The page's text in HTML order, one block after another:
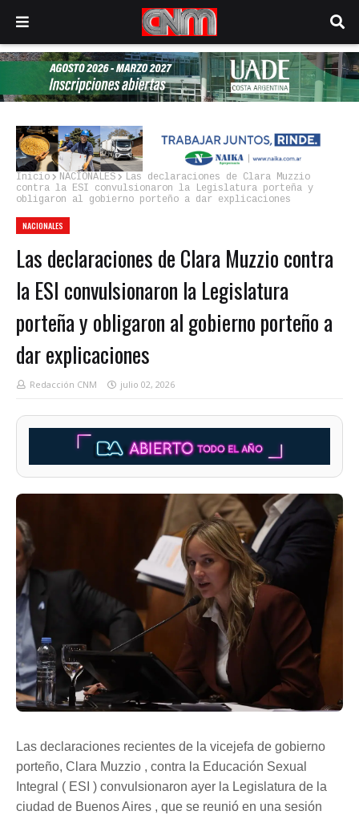
Inicio NACIONALES
Las declaraciones de Clara Muzzio
contra la ESI convulsionaron la Legislatura porteña y
obligaron al gobierno porteño a dar explicaciones
NACIONALES
Las declaraciones de Clara Muzzio contra
la ESI convulsionaron la Legislatura
porteña y obligaron al gobierno porteño a
dar explicaciones
Redacción CNM julio 02, 2026
Las declaraciones recientes de la vicejefa de gobierno
porteño, Clara Muzzio , contra la Educación Sexual
Integral ( ESI ) convulsionaron ayer la Legislatura de la
ciudad de Buenos Aires , que se reunió en una sesión